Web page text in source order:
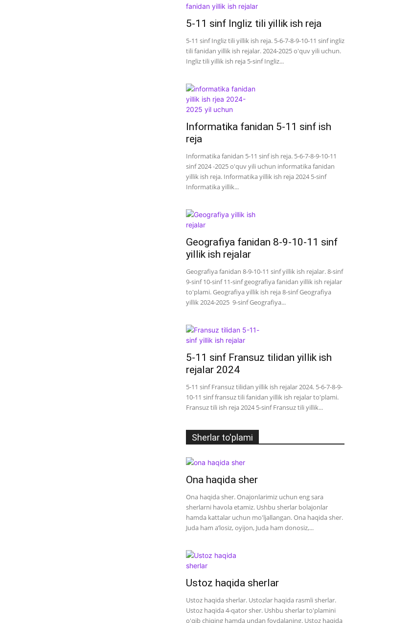
5-11 sinf Ingliz tili yillik ish reja
5-11 sinf Ingliz tili yillik ish reja. 5-6-7-8-9-10-11 sinf ingliz
tili fanidan yillik ish rejalar. 2024-2025 o'quv yili uchun.
Ingliz tili yillik ish reja 5-sinf Ingliz...
Informatika fanidan 5-11 sinf ish
reja
Informatika fanidan 5-11 sinf ish reja. 5-6-7-8-9-10-11
sinf 2024 -2025 o'quv yili uchun informatika fanidan
yillik ish reja. Informatika yillik ish reja 2024 5-sinf
Informatika yillik...
Geografiya fanidan 8-9-10-11 sinf
yillik ish rejalar
Geografiya fanidan 8-9-10-11 sinf yillik ish rejalar. 8-sinf
9-sinf 10-sinf 11-sinf geografiya fanidan yillik ish rejalar
to'plami. Geografiya yillik ish reja 8-sinf Geografiya
yillik 2024-2025 9-sinf Geografiya...
5-11 sinf Fransuz tilidan yillik ish
rejalar 2024
5-11 sinf Fransuz tilidan yillik ish rejalar 2024. 5-6-7-8-9-
10-11 sinf fransuz tili fanidan yillik ish rejalar to'plami.
Fransuz tili ish reja 2024 5-sinf Fransuz tili yillik...
Sherlar to'plami
Ona haqida sher
Ona haqida sher. Onajonlarimiz uchun eng sara
sherlarni havola etamiz. Ushbu sherlar bolajonlar
hamda kattalar uchun mo'ljallangan. Ona haqida sher.
Juda ham a’losiz, oyijon, Juda ham donosiz,...
Ustoz haqida sherlar
Ustoz haqida sherlar. Ustozlar haqida rasmli sherlar.
Ustoz haqida 4-qator sher. Ushbu sherlar to'plamini
o'qib chiqing hamda undan foydalaning. Ustoz haqida